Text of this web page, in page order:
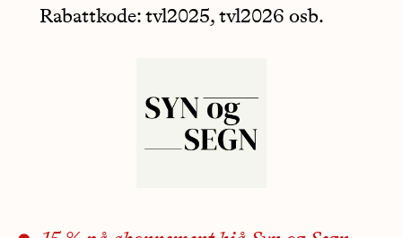
Rabattkode: tvl2025, tvl2026 osb.